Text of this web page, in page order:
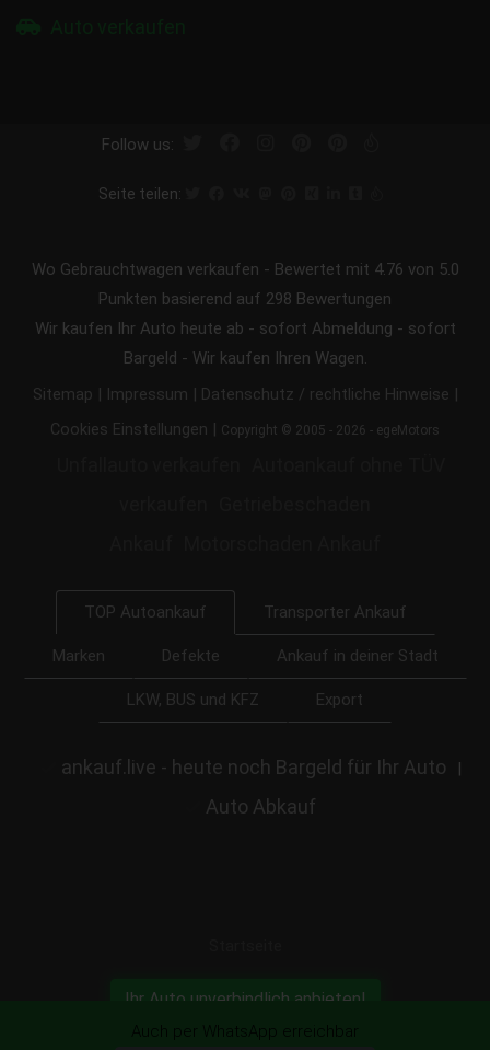
Follow us:
Seite teilen:
Wo Gebrauchtwagen verkaufen - Bewertet mit 4.76 von 5.0
Punkten basierend auf 298 Bewertungen
Wir kaufen Ihr Auto heute ab - sofort Abmeldung - sofort
Bargeld - Wir kaufen Ihren Wagen.
Sitemap | Impressum | Datenschutz / rechtliche Hinweise |
Cookies Einstellungen | Copyright © 2005 - 2026 - egeMotors
TOP Autoankauf Transporter Ankauf
Marken Defekte Ankauf in deiner Stadt
LKW, BUS und KFZ Export
ankauf.live - heute noch Bargeld für Ihr Auto |
Auto Abkauf
Ihr Auto unverbindlich anbieten!
Auch per WhatsApp erreichbar